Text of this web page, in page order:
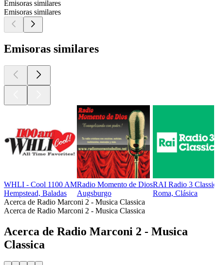
Emisoras similares
Emisoras similares
Emisoras similares
WHLI - Cool 1100 AM
Hempstead, Baladas
Radio Momento de Dios
Augsburgo
RAI Radio 3
Roma, Clásica
Acerca de Radio Marconi 2 - Musica Classica
Acerca de Radio Marconi 2 - Musica Classica
Acerca de Radio Marconi 2 - Musica
Classica